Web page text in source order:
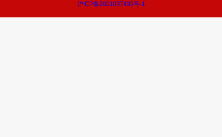
沪ICP备2021037439号-1